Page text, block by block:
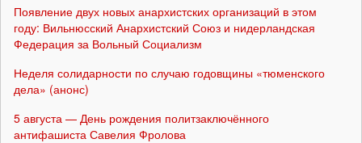
Появление двух новых анархистских организаций в этом
году: Вильнюсский Анархистский Союз и нидерландская
Федерация за Вольный Социализм
Неделя солидарности по случаю годовщины «тюменского
дела» (анонс)
5 августа — День рождения политзаключённого
антифашиста Савелия Фролова